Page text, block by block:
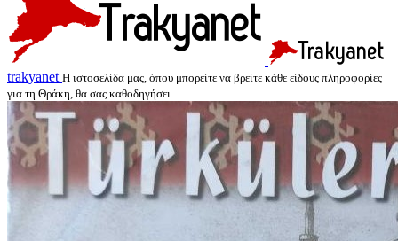
trakyanet Η ιστοσελίδα μας, όπου μπορείτε να βρείτε κάθε είδους πληροφορίες
για τη Θράκη, θα σας καθοδηγήσει.